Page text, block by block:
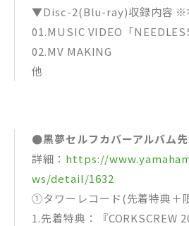
▼Disc-2(Blu-ray)収録内容 ※
01.MUSIC VIDEO「
02.MV MAKING
他
●黒夢セルフカバーアルバム
詳細： https://
ws/detail/1632
①タワーレコード(先着特典＋
1.先着特典：『CORKSCREW